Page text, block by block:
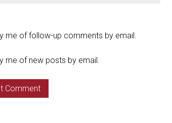
me of follow-up comments by email.
me of new posts by email.